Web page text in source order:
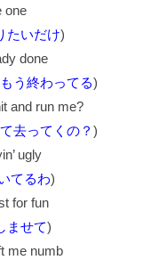
one
たいだけ)
done
う終わってる)
and run me?
去ってくの？ )
ugly
てるわ)
for fun
ませて)
me numb